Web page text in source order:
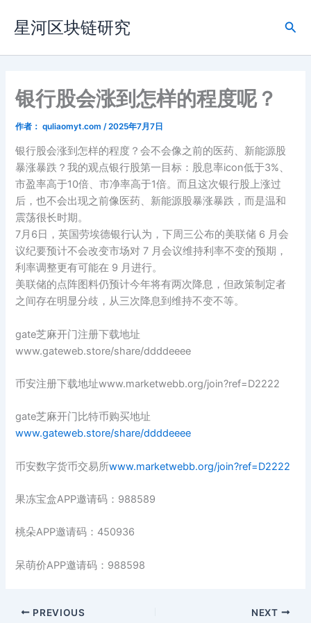
容
星河区块链研究
搜
银行股会涨到怎样的程度呢？
作者： quliaomyt.com /2025年7月7日
银行股会涨到怎样的程度？会不会像之前的医药、新能源股
暴涨暴跌？我的观点银行股第一目标：股息率icon低于3%、
市盈率高于10倍、市净率高于1倍。而且这次银行股上涨过
后，也不会出现之前像医药、新能源股暴涨暴跌，而是温和
震荡很长时期。
7月6日，英国劳埃德银行认为，下周三公布的美联储 6 月会
议纪要预计不会改变市场对 7 月会议维持利率不变的预期，
利率调整更有可能在 9 月进行。
美联储的点阵图料仍预计今年将有两次降息，但政策制定者
之间存在明显分歧，从三次降息到维持不变不等。
gate芝麻开门注册下载地址
www.gateweb.store/share/ddddeeee
币安注册下载地址www.marketwebb.org/join?ref=D2222
gate芝麻开门比特币购买地址
www.gateweb.store/share/ddddeeee
币安数字货币交易所www.marketwebb.org/join?ref=D2222
果冻宝盒APP邀请码：988589
桃朵APP邀请码：450936
呆萌价APP邀请码：988598
PREVIOUS NEXT